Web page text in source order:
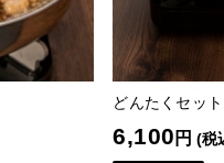
どんたくセッ
6,100 円 (税